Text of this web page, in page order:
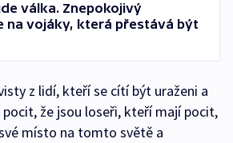
válka. Znepokojivý
na vojáky, která přestává být
z lidí, kteří se cítí být uraženi a
že jsou loseři, kteří mají pocit,
místo na tomto světě a